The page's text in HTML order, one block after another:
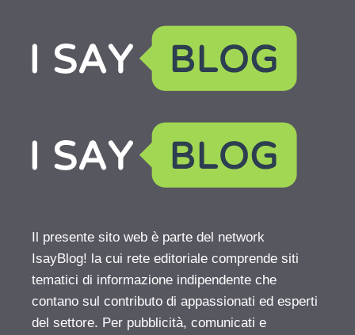
Il presente sito web è parte del network
IsayBlog! la cui rete editoriale comprende siti
tematici di informazione indipendente che
contano sul contributo di appassionati ed esperti
del settore. Per pubblicità, comunicati e